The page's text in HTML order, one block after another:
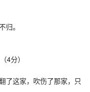
。
分）
这家，吹伤了那家，只